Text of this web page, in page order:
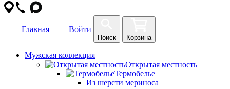
Главная Войти
Поиск Корзина
Мужская коллекция
Открытая местность
Термобелье
Из шерсти мериноса